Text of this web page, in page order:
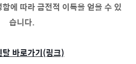
에 따라 금전적 이득을 얻을 수 있
습니다.
탈 바로가기(링크)